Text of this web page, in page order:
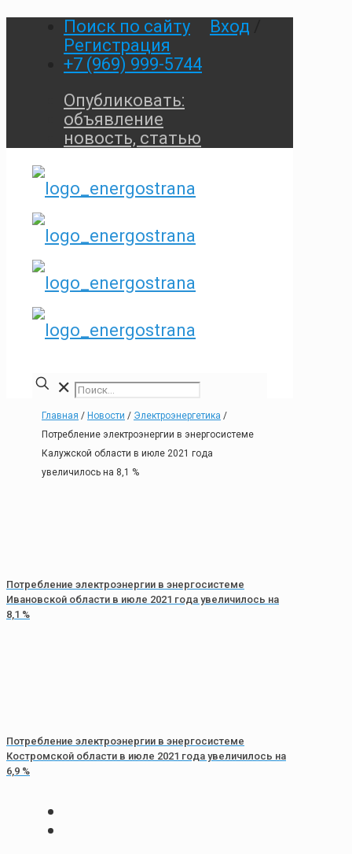
Поиск по сайту Вход
Регистрация
+7 (969) 999-5744
Опубликовать:
объявление
новость, статью
✕
Главная / Новости / Электроэнергетика /
Потребление электроэнергии в энергосистеме
Калужской области в июле 2021 года
увеличилось на 8,1 %
Потребление электроэнергии в энергосистеме
Ивановской области в июле 2021 года увеличилось на
8,1 %
Потребление электроэнергии в энергосистеме
Костромской области в июле 2021 года увеличилось на
6,9 %